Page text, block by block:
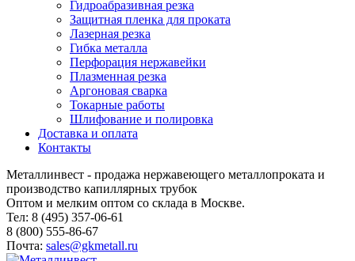
Гидроабразивная резка
Защитная пленка для проката
Лазерная резка
Гибка металла
Перфорация нержавейки
Плазменная резка
Аргоновая сварка
Токарные работы
Шлифование и полировка
Доставка и оплата
Контакты
Металлинвест - продажа нержавеющего металлопроката и
производство капиллярных трубок
Оптом и мелким оптом со склада в Москве.
Тел: 8 (495) 357-06-61
8 (800) 555-86-67
Почта: sales@gkmetall.ru